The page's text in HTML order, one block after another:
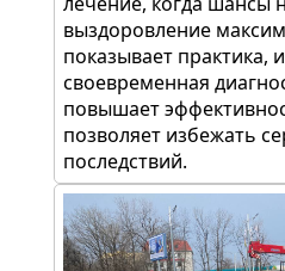
выздоровление
показывает практика,
своевременная
повышает
позволяет избежать
последствий.